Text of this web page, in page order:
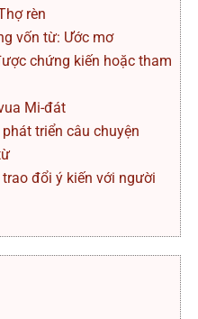
rèn
vốn từ: Ước mơ
chứng kiến hoặc tham
Mi-đát
triển câu chuyện
đổi ý kiến với người